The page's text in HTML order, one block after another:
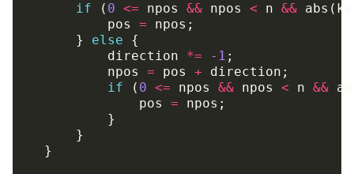
if ( 0 <= npos && npos < n && abs (
pos
= npos ;
}
else
{
direction
*= -1 ;
npos
= pos + direction ;
if
( 0 <= npos && npos < n &&
pos
= npos ;
}
}
}